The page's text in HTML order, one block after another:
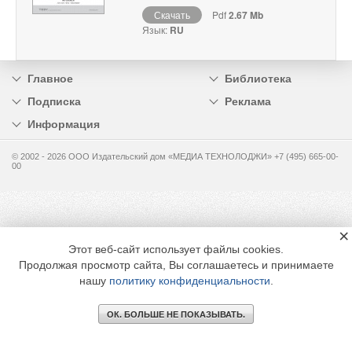
Скачать Pdf2.67 Mb
Язык: RU
Главное
Библиотека
Подписка
Реклама
Информация
© 2002 - 2026 OOO Издательский дом «МЕДИА ТЕХНОЛОДЖИ» +7 (495) 665-00-
00
Этот веб-сайт использует файлы cookies.
Продолжая просмотр сайта, Вы соглашаетесь и принимаете
нашу политику конфиденциальности
ОК. БОЛЬШЕ НЕ ПОКАЗЫВАТЬ.
×